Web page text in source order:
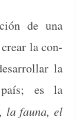
de una
la con­
la
es la
la fau­na, el